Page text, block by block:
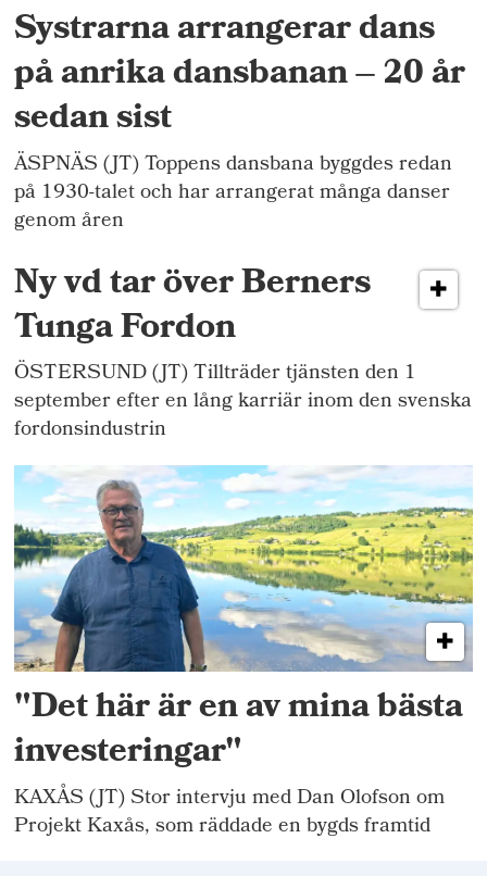
Systrarna arrangerar dans
på anrika dansbanan – 20 år
sedan sist
ÄSPNÄS (JT) Toppens dansbana byggdes redan
på 1930-talet och har arrangerat många danser
genom åren
Ny vd tar över Berners
Tunga Fordon
ÖSTERSUND (JT) Tillträder tjänsten den 1
september efter en lång karriär inom den svenska
fordonsindustrin
"Det här är en av mina bästa
investeringar"
KAXÅS (JT) Stor intervju med Dan Olofson om
Projekt Kaxås, som räddade en bygds framtid